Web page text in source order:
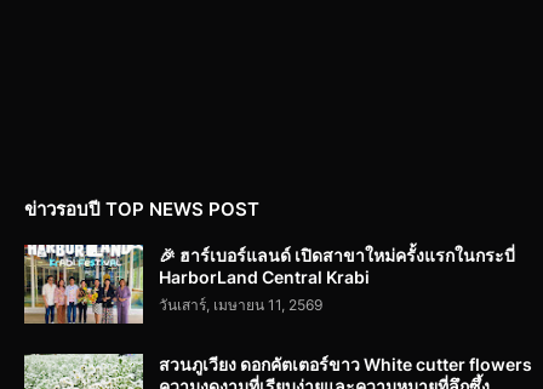
ข่าวรอบปี TOP NEWS POST
🎉 ฮาร์เบอร์แลนด์ เปิดสาขาใหม่ครั้งแรกในกระบี่
HarborLand Central Krabi
วันเสาร์, เมษายน 11, 2569
สวนภูเวียง ดอกคัตเตอร์ขาว White cutter flowers